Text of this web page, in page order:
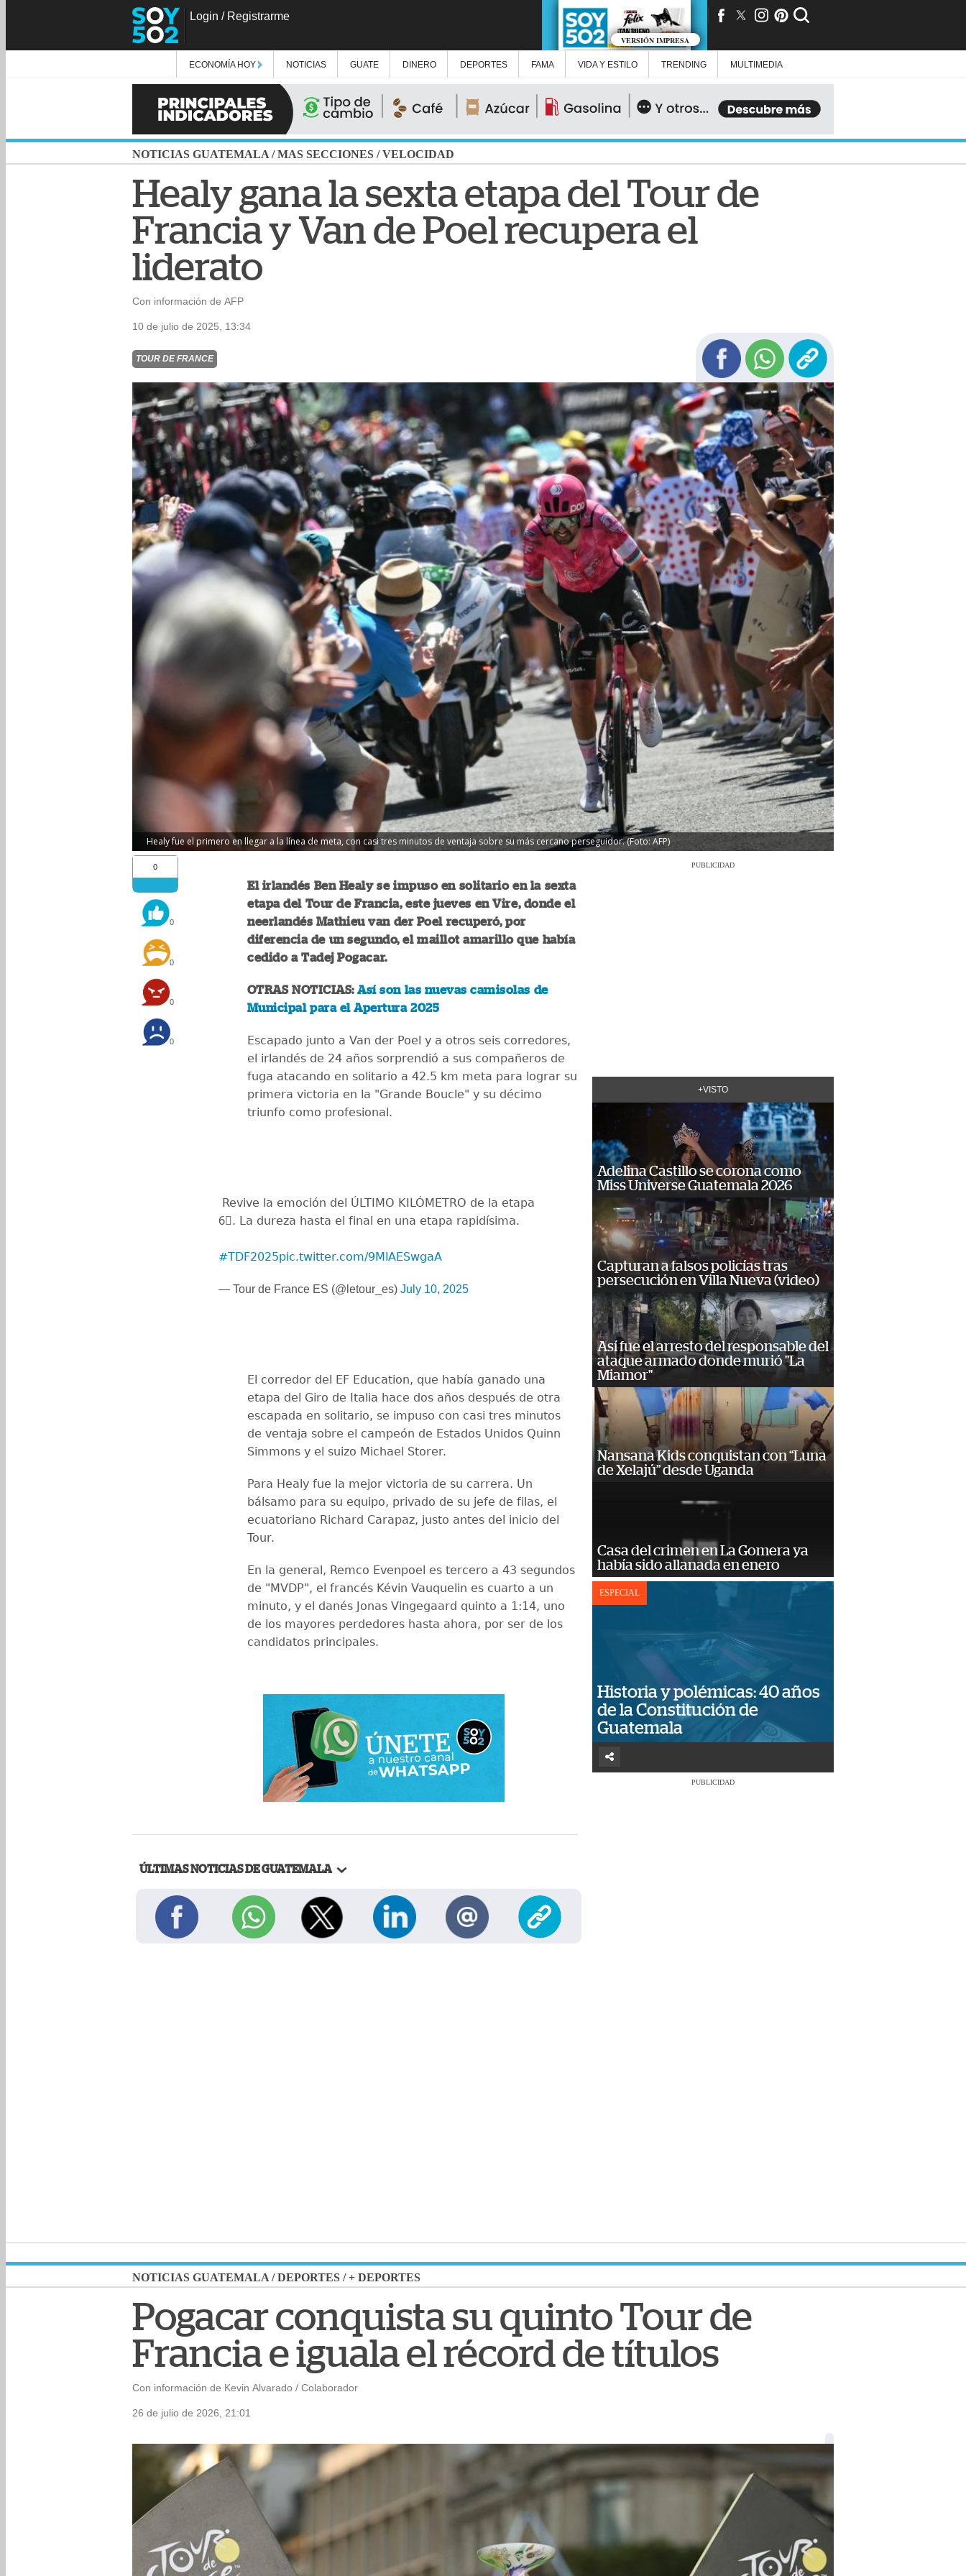
Login / Registrarme
VERSIÓN IMPRESA
ECONOMÍA HOY NOTICIAS GUATE DINERO DEPORTES FAMA VIDA Y ESTILO TRENDING MULTIMEDIA
NOTICIAS GUATEMALA /MAS SECCIONES /VELOCIDAD
Healy gana la sexta etapa del Tour de
Francia y Van de Poel recupera el
liderato
Con información de AFP
10 de julio de 2025, 13:34
TOUR DE FRANCE
Healy fue el primero en llegar a la línea de meta, con casi tres minutos de ventaja sobre su más cercano perseguidor. (Foto: AFP)
0
0
0
0
0
El irlandés Ben Healy se impuso en solitario en la sexta
etapa del Tour de Francia, este jueves en Vire, donde el
neerlandés Mathieu van der Poel recuperó, por
diferencia de un segundo, el maillot amarillo que había
cedido a Tadej Pogacar.
OTRAS NOTICIAS:Así son las nuevas camisolas de
Municipal para el Apertura 2025
Escapado junto a Van der Poel y a otros seis corredores,
el irlandés de 24 años sorprendió a sus compañeros de
fuga atacando en solitario a 42.5 km meta para lograr su
primera victoria en la "Grande Boucle" y su décimo
triunfo como profesional.
️ Revive la emoción del ÚLTIMO KILÓMETRO de la etapa
6⃣. La dureza hasta el final en una etapa rapidísima.
#TDF2025pic.twitter.com/9MlAESwgaA
— Tour de France ES (@letour_es) July 10, 2025
El corredor del EF Education, que había ganado una
etapa del Giro de Italia hace dos años después de otra
escapada en solitario, se impuso con casi tres minutos
de ventaja sobre el campeón de Estados Unidos Quinn
Simmons y el suizo Michael Storer.
Para Healy fue la mejor victoria de su carrera. Un
bálsamo para su equipo, privado de su jefe de filas, el
ecuatoriano Richard Carapaz, justo antes del inicio del
Tour.
En la general, Remco Evenpoel es tercero a 43 segundos
de "MVDP", el francés Kévin Vauquelin es cuarto a un
minuto, y el danés Jonas Vingegaard quinto a 1:14, uno
de los mayores perdedores hasta ahora, por ser de los
candidatos principales.
ÚLTIMAS NOTICIAS DE GUATEMALA
PUBLICIDAD
+VISTO
Adelina Castillo se corona como
Miss Universe Guatemala 2026
Capturan a falsos policías tras
persecución en Villa Nueva (video)
Así fue el arresto del responsable del
ataque armado donde murió "La
Miamor"
Nansana Kids conquistan con “Luna
de Xelajú” desde Uganda
Casa del crimen en La Gomera ya
había sido allanada en enero
ESPECIAL
Historia y polémicas: 40 años
de la Constitución de
Guatemala
PUBLICIDAD
NOTICIAS GUATEMALA /DEPORTES /+ DEPORTES
Pogacar conquista su quinto Tour de
Francia e iguala el récord de títulos
Con información de Kevin Alvarado / Colaborador
26 de julio de 2026, 21:01